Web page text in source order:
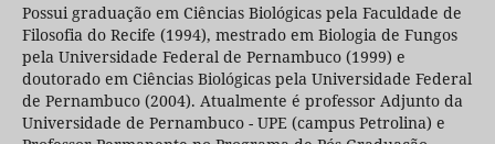
Possui graduação em Ciências Biológicas pela Faculdade de
Filosofia do Recife (1994), mestrado em Biologia de Fungos
pela Universidade Federal de Pernambuco (1999) e
doutorado em Ciências Biológicas pela Universidade Federal
de Pernambuco (2004). Atualmente é professor Adjunto da
Universidade de Pernambuco - UPE (campus Petrolina) e